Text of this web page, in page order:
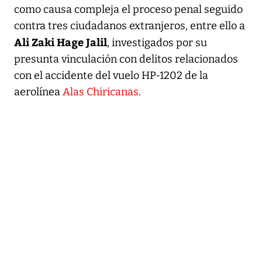
como causa compleja el proceso penal seguido
contra tres ciudadanos extranjeros, entre ello a
Ali Zaki Hage Jalil, investigados por su
presunta vinculación con delitos relacionados
con el accidente del vuelo HP-1202 de la
aerolíneaAlas Chiricanas.